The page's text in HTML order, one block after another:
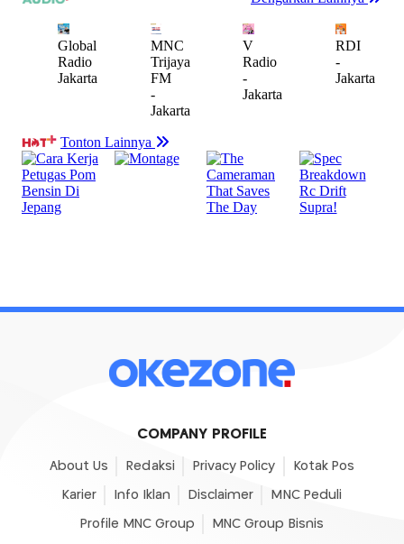
COMPANY PROFILE
About Us Redaksi Privacy Policy Kotak Pos
Karier Info Iklan Disclaimer MNC Peduli
Profile MNC Group MNC Group Bisnis